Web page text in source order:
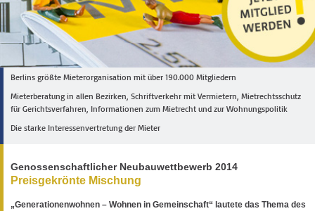
Berlins größte Mieterorganisation mit über 190.000 Mitgliedern
Mieterberatung in allen Bezirken, Schriftverkehr mit Vermietern, Mietrechtsschutz
für Gerichtsverfahren, Informationen zum Mietrecht und zur Wohnungspolitik
Die starke Interessenvertretung der Mieter
Genossenschaftlicher Neubauwettbewerb 2014
Preisgekrönte Mischung
„Generationenwohnen – Wohnen in Gemeinschaft“ lautete das Thema des